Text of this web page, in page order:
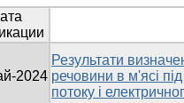
2024
Результати
речовини в м'ясі
потоку і